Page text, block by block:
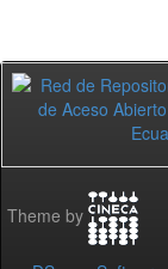
Theme by